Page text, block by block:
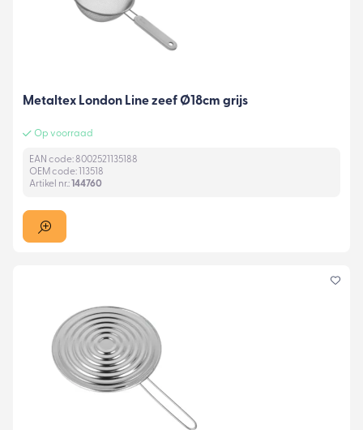
Metaltex London Line zeef Ø18cm grijs
Op voorraad
EAN code: 8002521135188
OEM code: 113518
Artikel nr.:144760